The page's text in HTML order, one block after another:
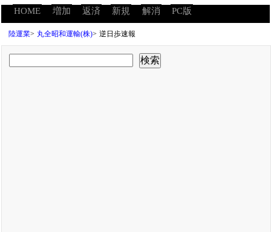
HOME 増加 返済 新規 解消 PC版
陸運業> 丸全昭和運輸(株)> 逆日歩速報